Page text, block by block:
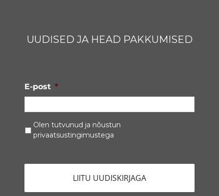
UUDISED JA HEAD PAKKUMISED
E-post *
Privaatsustingimused *
Olen tutvunud ja nõustun
privaatsustingimustega